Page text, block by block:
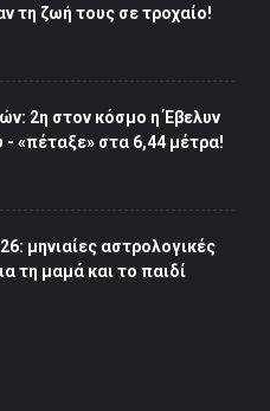
τη ζωή τους σε τροχαίο!
2η στον κόσμο η Έβελυν
«πέταξε» στα 6,44 μέτρα!
μηνιαίες αστρολογικές
τη μαμά και το παιδί